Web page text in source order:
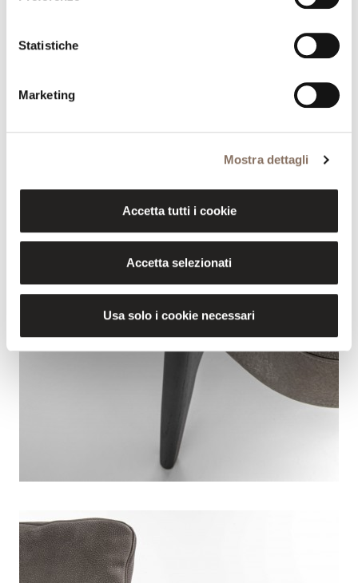
Statistiche
Marketing
Mostra dettagli
Accetta tutti i cookie
Accetta selezionati
Usa solo i cookie necessari